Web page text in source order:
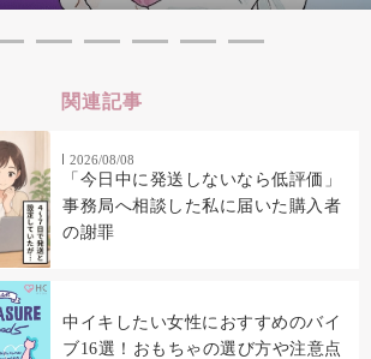
関連記事
2026/08/08
「今日中に発送しないなら低評価」
事務局へ相談した私に届いた購入者
の謝罪
中イキしたい女性におすすめのバイ
ブ16選！おもちゃの選び方や注意点